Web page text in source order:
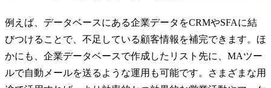
例えば、データベースにある企業データをCRMやSFAに結
びつけることで、不足している顧客情報を補完できます。ほ
かにも、企業データベースで作成したリスト先に、MAツー
ルで自動メールを送るような運用も可能です。さまざまな用